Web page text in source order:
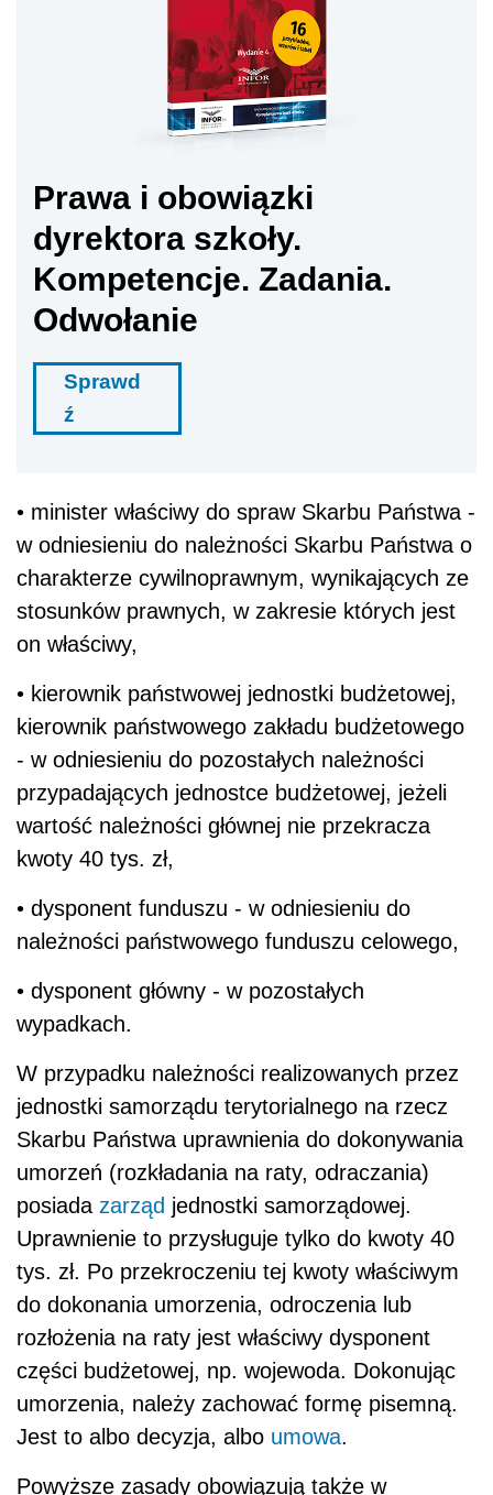
Prawa i obowiązki
dyrektora szkoły.
Kompetencje. Zadania.
Odwołanie
Sprawd
ź
• minister właściwy do spraw Skarbu Państwa -
w odniesieniu do należności Skarbu Państwa o
charakterze cywilnoprawnym, wynikających ze
stosunków prawnych, w zakresie których jest
on właściwy,
• kierownik państwowej jednostki budżetowej,
kierownik państwowego zakładu budżetowego
- w odniesieniu do pozostałych należności
przypadających jednostce budżetowej, jeżeli
wartość należności głównej nie przekracza
kwoty 40 tys. zł,
• dysponent funduszu - w odniesieniu do
należności państwowego funduszu celowego,
• dysponent główny - w pozostałych
wypadkach.
W przypadku należności realizowanych przez
jednostki samorządu terytorialnego na rzecz
Skarbu Państwa uprawnienia do dokonywania
umorzeń (rozkładania na raty, odraczania)
posiada zarząd jednostki samorządowej.
Uprawnienie to przysługuje tylko do kwoty 40
tys. zł. Po przekroczeniu tej kwoty właściwym
do dokonania umorzenia, odroczenia lub
rozłożenia na raty jest właściwy dysponent
części budżetowej, np. wojewoda. Dokonując
umorzenia, należy zachować formę pisemną.
Jest to albo decyzja, albo umowa.
Powyższe zasady obowiązują także w